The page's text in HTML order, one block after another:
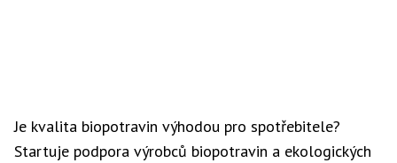
Je kvalita biopotravin výhodou pro spotřebitele?
Startuje podpora výrobců biopotravin a ekologických